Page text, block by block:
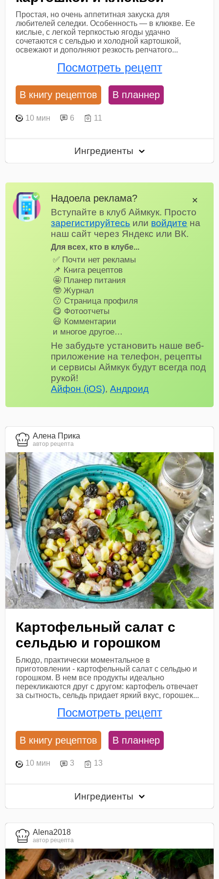
Простая, но очень аппетитная закуска для
любителей селедки. Особенность — в клюкве. Ее
кислые, с легкой терпкостью ягоды удачно
сочетаются с сельдью и холодной картошкой,
освежают и дополняют резкость репчатого...
Посмотреть рецепт
В книгу рецептов В планнер
10 мин 6 11
Ингредиенты
Надоела реклама?
Вступайте в клуб Аймкук. Просто
зарегистируйтесь или войдите на
наш сайт через Яндекс или ВК.
Для всех, кто в клубе...
✅ Почти нет рекламы
📌 Книга рецептов
🤩 Планер питания
🤓 Журнал
😗 Страница профиля
😋 Фотоотчеты
😃 Комментарии
и многое другое…
Не забудьте установить наше веб-
приложение на телефон, рецепты
и сервисы Аймкук будут всегда под
рукой!
Айфон (iOS),Андроид
✕
Алена Прика
автор рецепта
Картофельный салат с
сельдью и горошком
Блюдо, практически моментальное в
приготовлении - картофельный салат с сельдью и
горошком. В нем все продукты идеально
перекликаются друг с другом: картофель отвечает
за сытность, сельдь придает яркий вкус, горошек...
Посмотреть рецепт
В книгу рецептов В планнер
10 мин 3 13
Ингредиенты
Alena2018
автор рецепта